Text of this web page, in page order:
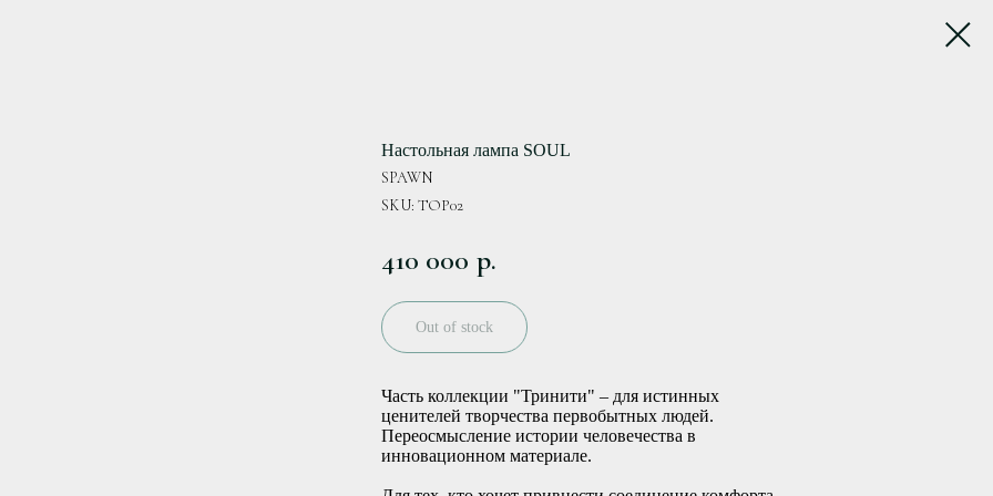
Настольная лампа SOUL
SPAWN
SKU: ТОР02
410 000 р.
Out of stock
Часть коллекции "Тринити" – для истинных
ценителей творчества первобытных людей.
Переосмысление истории человечества в
инновационном материале.